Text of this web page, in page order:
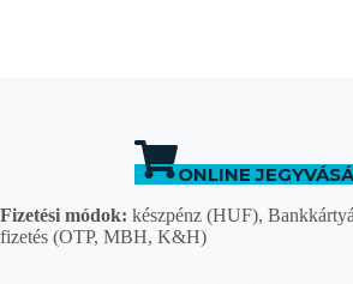
ONLINE
Fizetési módok: készpénz (HUF),
fizetés (OTP, MBH, K&H)